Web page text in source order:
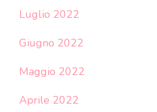
Luglio 2022
Giugno 2022
Maggio 2022
Aprile 2022